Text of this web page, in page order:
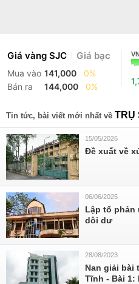
Giá vàng SJC Giá bạc
Mua vào 141,000
0%
Bán ra
144,000 0%
Tin tức, bài viết mới nhất về TRỤ
15/05/2026
Đề xuất về
06/06/2025
Lập tổ
dôi dư
28/08/2023
Nan giải bài
Tĩnh - Bài 1: